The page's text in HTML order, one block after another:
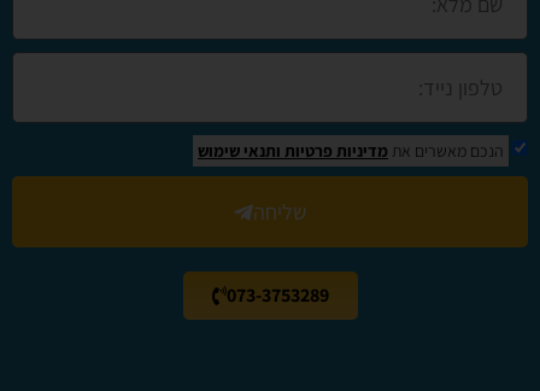
הנכם מאשרים את מדיניות פרטיות ותנאי שימוש
שליחה
073-3753289